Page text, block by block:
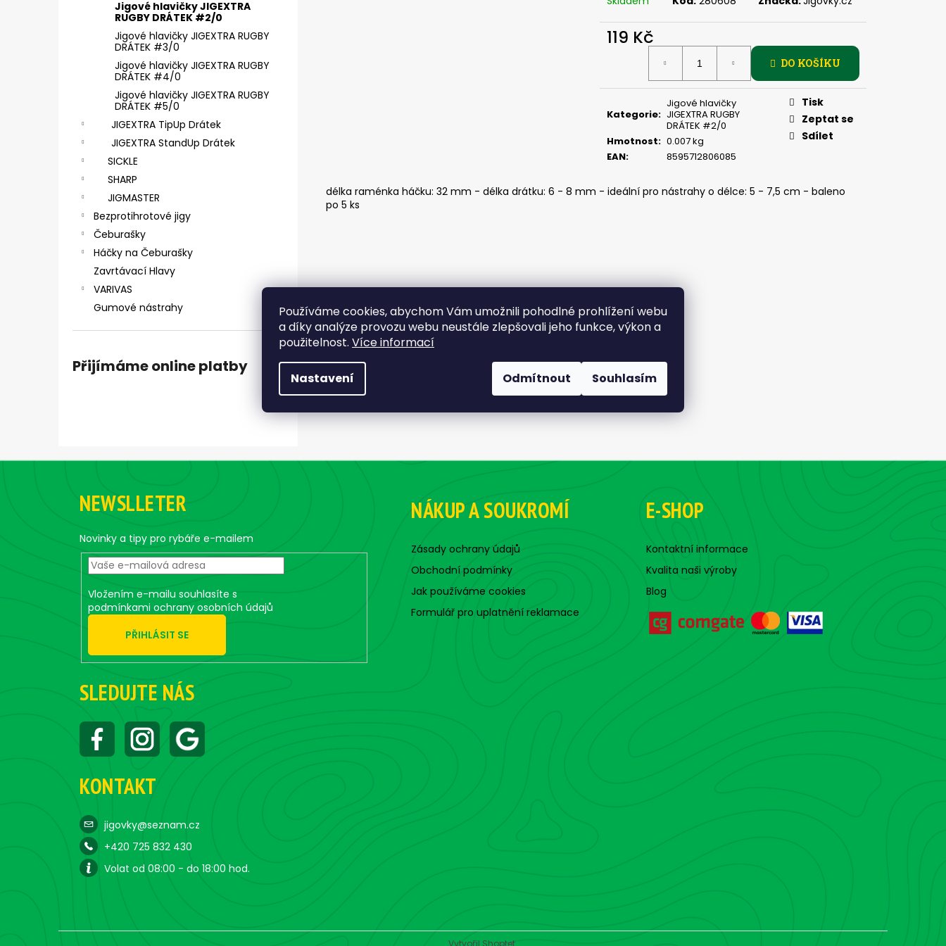
Používáme cookies, abychom Vám umožnili pohodlné prohlížení webu
a díky analýze provozu webu neustále zlepšovali jeho funkce, výkon a
použitelnost. Více informací
Nastavení Odmítnout Souhlasím
Jigové hlavičky JIGEXTRA
RUGBY DRÁTEK #2/0
Jigové hlavičky JIGEXTRA RUGBY
DRÁTEK #3/0
Jigové hlavičky JIGEXTRA RUGBY
DRÁTEK #4/0
Jigové hlavičky JIGEXTRA RUGBY
DRÁTEK #5/0
JIGEXTRA TipUp Drátek
JIGEXTRA StandUp Drátek
SICKLE
SHARP
JIGMASTER
Bezprotihrotové jigy
Čeburašky
Háčky na Čeburašky
Zavrtávací Hlavy
VARIVAS
Gumové nástrahy
Přijímáme online platby
119 Kč
DO KOŠÍKU
Kategorie:
Jigové hlavičky
JIGEXTRA RUGBY
DRÁTEK #2/0
Hmotnost: 0.007 kg
EAN: 8595712806085
Tisk
Zeptat se
Sdílet
délka raménka háčku: 32 mm - délka drátku: 6 - 8 mm - ideální pro nástrahy o délce: 5 - 7,5 cm - baleno
po 5 ks
ČEBURAŠKA STANDUP - 5 KS, 7 G
ČEBURAŠKA STANDUP - 5 KS, 4 G
Z
NEWSLLETER
Novinky a tipy pro rybáře e-mailem
Vložením e-mailu souhlasíte s
podmínkami ochrany osobních údajů
PŘIHLÁSIT SE
SLEDUJTE NÁS
KONTAKT
jigovky@seznam.cz
+420 725 832 430
Volat od 08:00 - do 18:00 hod.
NÁKUP A SOUKROMÍ
Zásady ochrany údajů
Obchodní podmínky
Jak používáme cookies
Formulář pro uplatnění reklamace
E-SHOP
Kontaktní informace
Kvalita naši výroby
Blog